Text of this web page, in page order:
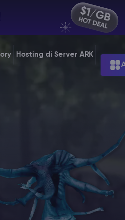
Hosting di Server ARK